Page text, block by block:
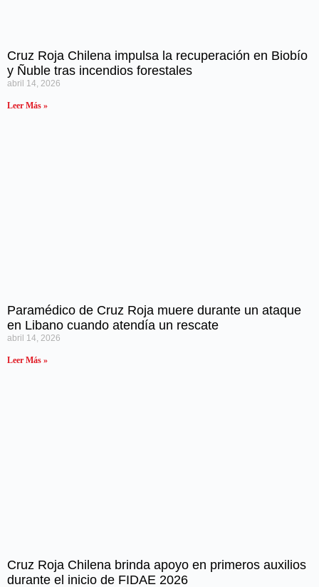
Cruz Roja Chilena impulsa la recuperación en Biobío
y Ñuble tras incendios forestales
abril 14, 2026
Leer Más »
Paramédico de Cruz Roja muere durante un ataque
en Libano cuando atendía un rescate
abril 14, 2026
Leer Más »
Cruz Roja Chilena brinda apoyo en primeros auxilios
durante el inicio de FIDAE 2026